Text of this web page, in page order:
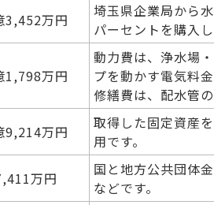
3,452万円
埼玉県企業局から
パーセントを購入し
1,798万円
動力費は、浄水場
プを動かす電気料金
修繕費は、配水管
9,214万円
取得した固定資産
用です。
万円
国と地方公共団体
などです。